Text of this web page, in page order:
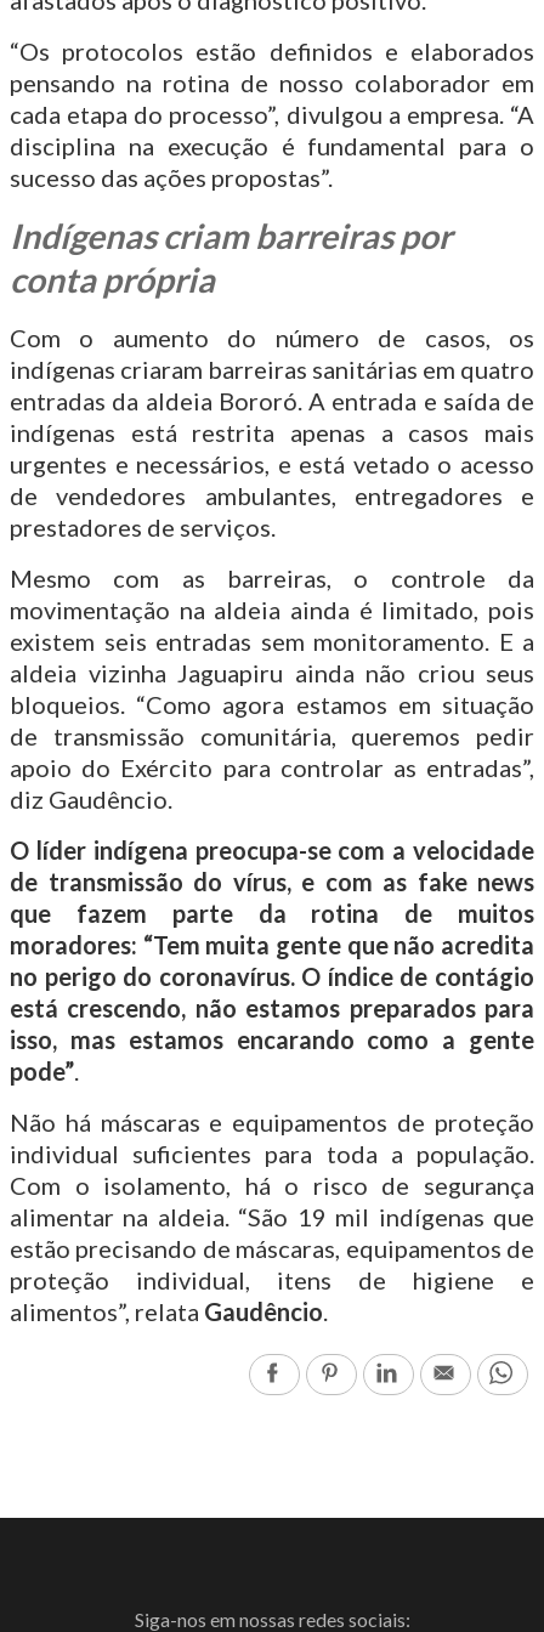
“Os protocolos estão definidos e elaborados
pensando na rotina de nosso colaborador em
cada etapa do processo”, divulgou a empresa. “A
disciplina na execução é fundamental para o
sucesso das ações propostas”.
Indígenas criam barreiras por
conta própria
Com o aumento do número de casos, os
indígenas criaram barreiras sanitárias em quatro
entradas da aldeia Bororó. A entrada e saída de
indígenas está restrita apenas a casos mais
urgentes e necessários, e está vetado o acesso
de vendedores ambulantes, entregadores e
prestadores de serviços.
Mesmo com as barreiras, o controle da
movimentação na aldeia ainda é limitado, pois
existem seis entradas sem monitoramento. E a
aldeia vizinha Jaguapiru ainda não criou seus
bloqueios. “Como agora estamos em situação
de transmissão comunitária, queremos pedir
apoio do Exército para controlar as entradas”,
diz Gaudêncio.
O líder indígena preocupa-se com a velocidade
de transmissão do vírus, e com as fake news
que fazem parte da rotina de muitos
moradores: “Tem muita gente que não acredita
no perigo do coronavírus. O índice de contágio
está crescendo, não estamos preparados para
isso, mas estamos encarando como a gente
pode”
Não há máscaras e equipamentos de proteção
individual suficientes para toda a população.
Com o isolamento, há o risco de segurança
alimentar na aldeia. “São 19 mil indígenas que
estão precisando de máscaras, equipamentos de
proteção individual, itens de higiene e
alimentos”, relata Gaudêncio
FacebookPinterestLinkedInEmail
Siga-nos em nossas redes sociais: